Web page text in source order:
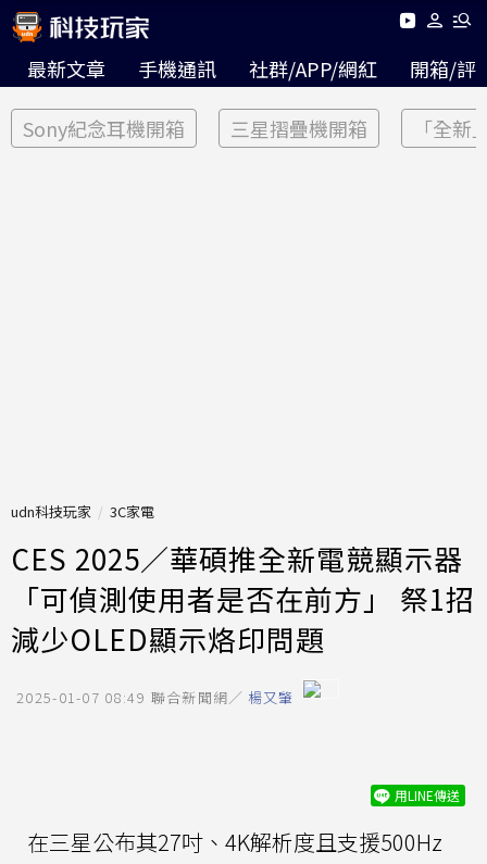
最新文章 手機通訊 社群/APP/網紅 開箱/評
Sony紀念耳機開箱 三星摺疊機開箱 「全新
udn科技玩家 3C家電
CES 2025／華碩推全新電競顯示器
「可偵測使用者是否在前方」 祭1招
減少OLED顯示烙印問題
2025-01-07 08:49 聯合新聞網／ 楊又肇
用LINE傳送
在三星公布其27吋、4K解析度且支援500Hz